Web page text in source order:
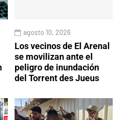
agosto 10, 2026
Los vecinos de El Arenal
se movilizan ante el
peligro de inundación
del Torrent des Jueus